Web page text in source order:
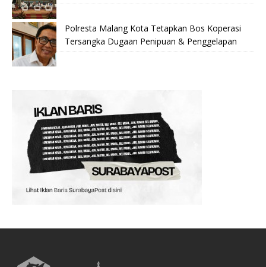
Polresta Malang Kota Tetapkan Bos Koperasi
Tersangka Dugaan Penipuan & Penggelapan